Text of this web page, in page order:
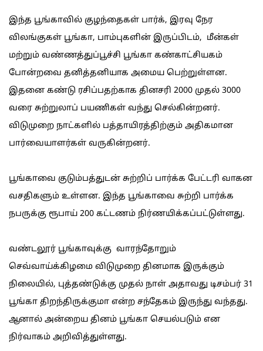
இந்த பூங்காவில் குழந்தைகள் பார்க், இரவு நேர
விலங்குகள் பூங்கா, பாம்புகளின் இருப்பிடம், மீன்கள்
மற்றும் வண்ணத்துப்பூச்சி பூங்கா கண்காட்சியகம்
போன்றவை தனித்தனியாக அமைய பெற்றுள்ளன.
இதனை கண்டு ரசிப்பதற்காக தினசரி 2000 முதல் 3000
வரை சுற்றுலாப் பயணிகள் வந்து செல்கின்றனர்.
விடுமுறை நாட்களில் பத்தாயிரத்திற்கும் அதிகமான
பார்வையாளர்கள் வருகின்றனர்.
பூங்காவை குடும்பத்துடன் சுற்றிப் பார்க்க பேட்டரி வாகன
வசதிகளும் உள்ளன. இந்த பூங்காவை சுற்றி பார்க்க
நபருக்கு ரூபாய் 200 கட்டணம் நிர்ணயிக்கப்பட்டுள்ளது.
வண்டலூர் பூங்காவுக்கு வாரந்தோறும்
செவ்வாய்க்கிழமை விடுமுறை தினமாக இருக்கும்
நிலையில், புத்தண்டுக்கு முதல் நாள் அதாவது டிசம்பர் 31
பூங்கா திறந்திருக்குமா என்ற சந்தேகம் இருந்து வந்தது.
ஆனால் அன்றைய தினம் பூங்கா செயல்படும் என
நிர்வாகம் அறிவித்துள்ளது.